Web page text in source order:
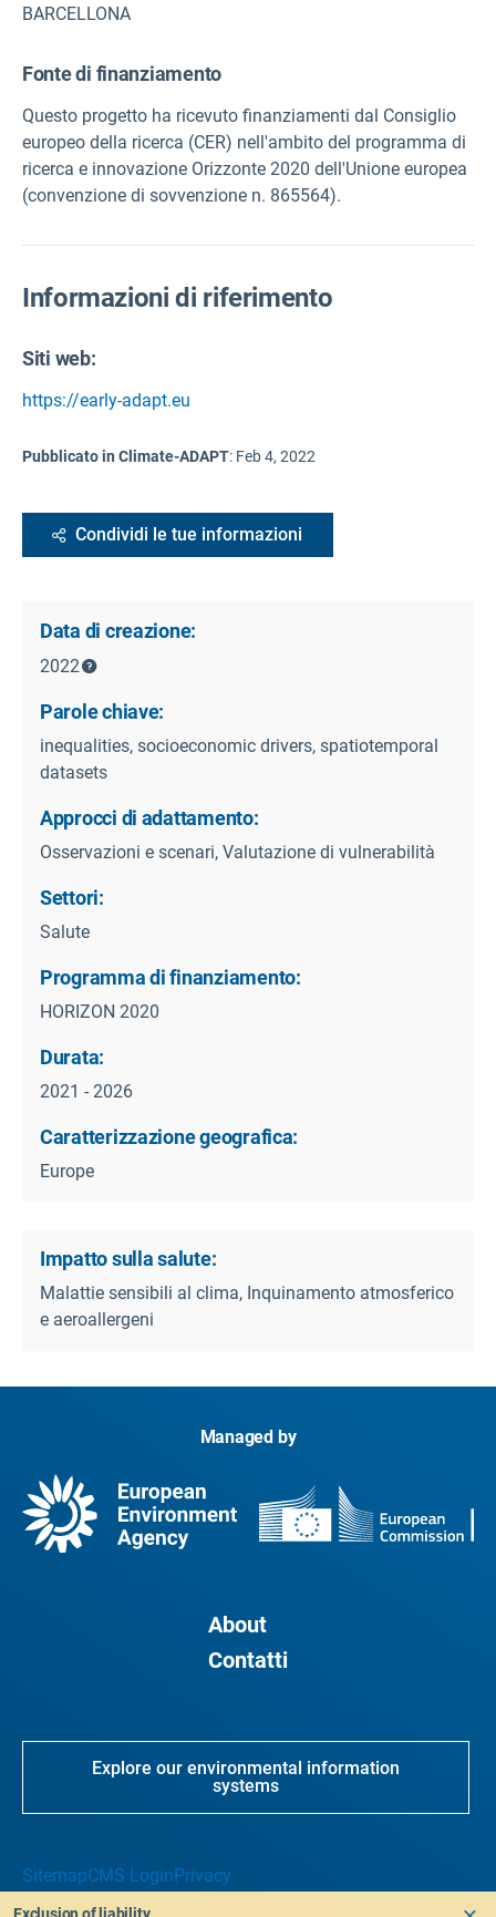
BARCELLONA
Fonte di finanziamento
Questo progetto ha ricevuto finanziamenti dal Consiglio
europeo della ricerca (CER) nell'ambito del programma di
ricerca e innovazione Orizzonte 2020 dell'Unione europea
(convenzione di sovvenzione n. 865564).
Informazioni di riferimento
Siti web:
https://early-adapt.eu
Pubblicato in Climate-ADAPT: Feb 4, 2022
Condividi le tue informazioni
Data di creazione:
2022
Parole chiave:
inequalities, socioeconomic drivers, spatiotemporal
datasets
Approcci di adattamento:
Osservazioni e scenari, Valutazione di vulnerabilità
Settori:
Salute
Programma di finanziamento:
HORIZON 2020
Durata:
2021 - 2026
Caratterizzazione geografica:
Europe
Impatto sulla salute:
Malattie sensibili al clima, Inquinamento atmosferico
e aeroallergeni
Managed by
About
Contatti
Explore our environmental information
systems
SitemapCMS Login Privacy
Exclusion of liability